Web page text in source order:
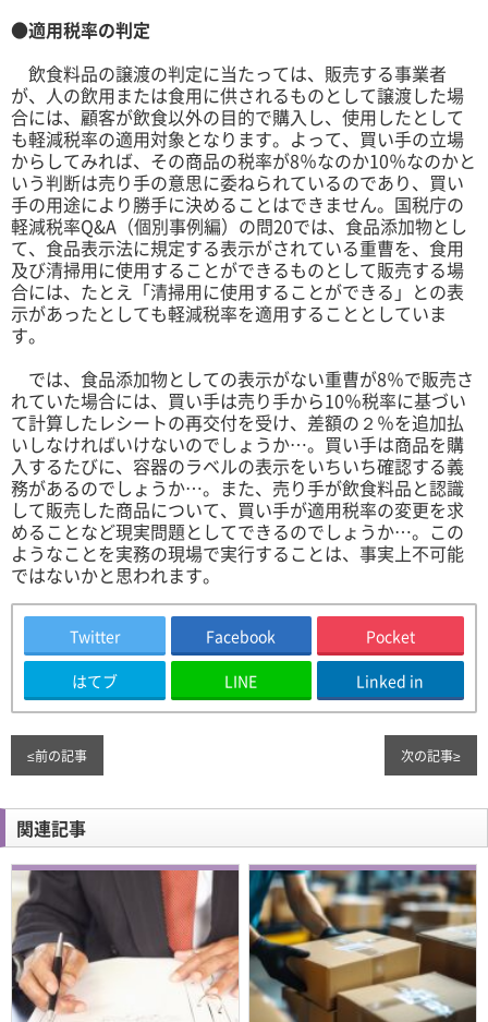
●適用税率の判定
飲食料品の譲渡の判定に当たっては、販売する事業者
が、人の飲用または食用に供されるものとして譲渡した場
合には、顧客が飲食以外の目的で購入し、使用したとして
も軽減税率の適用対象となります。よって、買い手の立場
からしてみれば、その商品の税率が8％なのか10％なのかと
いう判断は売り手の意思に委ねられているのであり、買い
手の用途により勝手に決めることはできません。国税庁の
軽減税率Q&A （個別事例編）の問20では、食品添加物とし
て、食品表示法に規定する表示がされている重曹を、食用
及び清掃用に使用することができるものとして販売する場
合には、たとえ「清掃用に使用することができる」との表
示があったとしても軽減税率を適用することとしていま
す。
では、食品添加物としての表示がない重曹が8％で販売さ
れていた場合には、買い手は売り手から10％税率に基づい
て計算したレシートの再交付を受け、差額の２％を追加払
いしなければいけないのでしょうか…。買い手は商品を購
入するたびに、容器のラベルの表示をいちいち確認する義
務があるのでしょうか…。また、売り手が飲食料品と認識
して販売した商品について、買い手が適用税率の変更を求
めることなど現実問題としてできるのでしょうか…。この
ようなことを実務の現場で実行することは、事実上不可能
ではないかと思われます。
Twitter Facebook Pocket
はてブ LINE Linked in
≤前の記事 次の記事≥
関連記事